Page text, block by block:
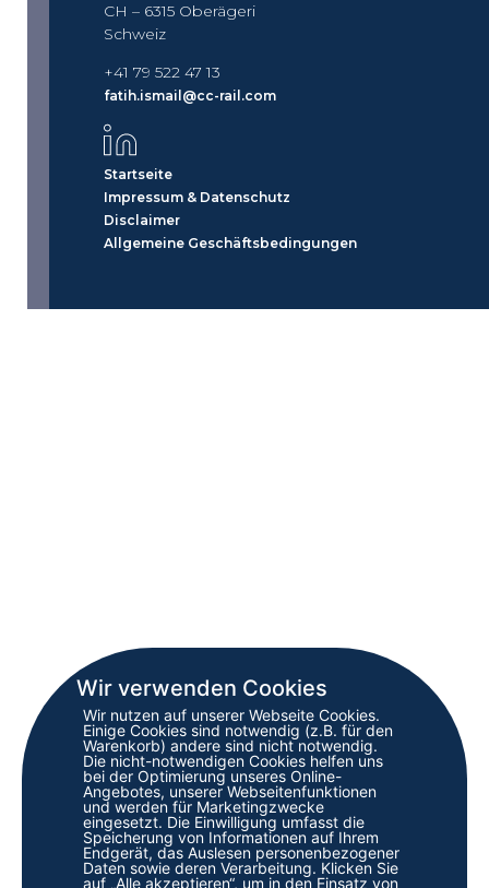
CH – 6315 Oberägeri
Schweiz
+41 79 522 47 13
fatih.ismail@cc-rail.com
Startseite
Impressum & Datenschutz
Disclaimer
Allgemeine Geschäftsbedingungen
Wir verwenden Cookies
Wir nutzen auf unserer Webseite Cookies.
Einige Cookies sind notwendig (z.B. für den
Warenkorb) andere sind nicht notwendig.
Die nicht-notwendigen Cookies helfen uns
bei der Optimierung unseres Online-
Angebotes, unserer Webseitenfunktionen
und werden für Marketingzwecke
eingesetzt. Die Einwilligung umfasst die
Speicherung von Informationen auf Ihrem
Endgerät, das Auslesen personenbezogener
Daten sowie deren Verarbeitung. Klicken Sie
auf „Alle akzeptieren“, um in den Einsatz von